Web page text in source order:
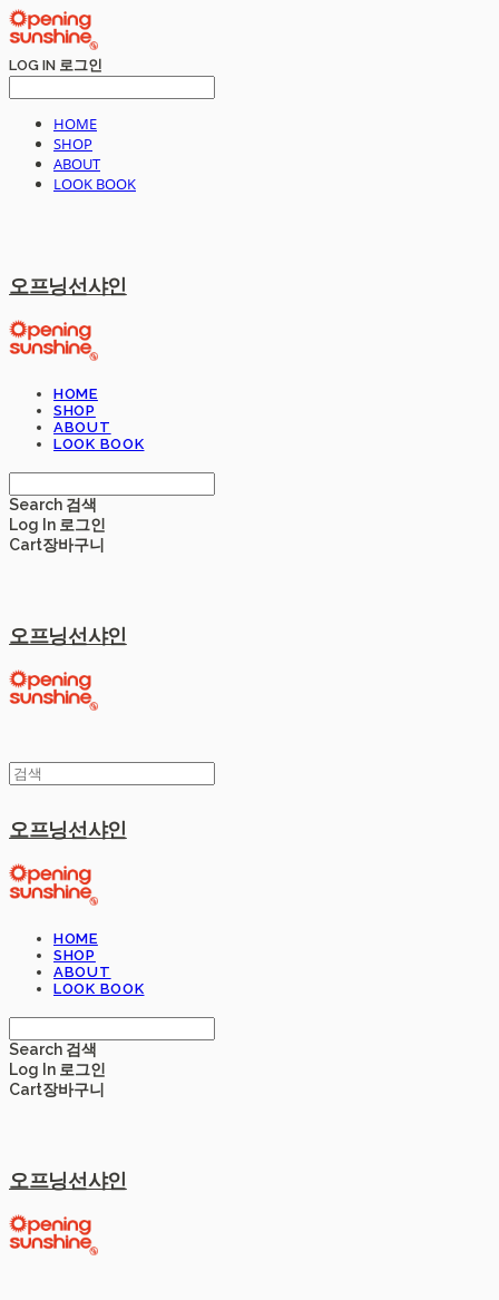
LOG IN 로그인
HOME
SHOP
ABOUT
LOOK BOOK
오프닝선샤인
HOME
SHOP
ABOUT
LOOK BOOK
Search 검색
Log In 로그인
Cart장바구니
오프닝선샤인
오프닝선샤인
HOME
SHOP
ABOUT
LOOK BOOK
Search 검색
Log In 로그인
Cart장바구니
오프닝선샤인